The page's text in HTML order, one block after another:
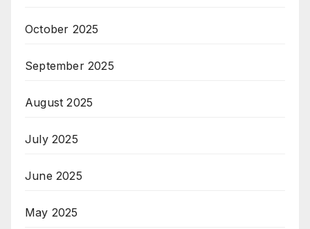
October 2025
September 2025
August 2025
July 2025
June 2025
May 2025